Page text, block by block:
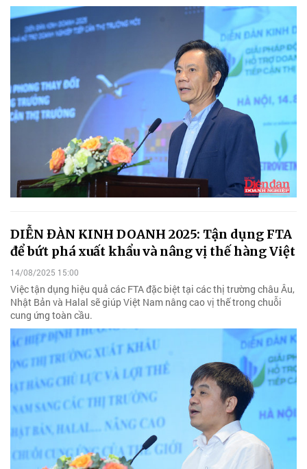
DIỄN ĐÀN KINH DOANH 2025: Tận dụng FTA
để bứt phá xuất khẩu và nâng vị thế hàng Việt
14/08/2025 15:00
Việc tận dụng hiệu quả các FTA đặc biệt tại các thị trường châu Âu,
Nhật Bản và Halal sẽ giúp Việt Nam nâng cao vị thế trong chuỗi
cung ứng toàn cầu.